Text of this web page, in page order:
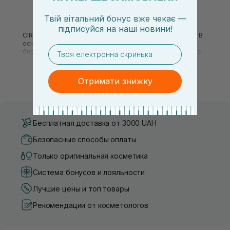
CIRCADIA – это профессиональный американский бренд. В
основе философии бренда – хронобиология, наука о
биоритмах в живых организмах и их влиянии на состояние
здоровья человека.
Концепция бренда заключается в защите кожи от
повреждений факторами окружающей среды в течение
дня и стимуляции внутренних механизмов восстановления
В формулах CIRCADIA сочетаются чистые растительные
ингредиенты, стволовые клетки, антиоксиданты и
инновационные пептидные технологии.
Продукты CIRCADIA подходят для лечения многих
заболеваний кожи, акне, сухости, гиперпигментации и
розацеа, а также могут применяться для омоложения.
Средства для очищения от CIRCADIA
очищения кожи со слабокислым ph, растворяет макияж,
Подробнее
Бесплатная доставка от 3000 UAH
Безопасные способы оплаты
Только оригинальная косметика
Система бонусов и лояльности
Лучшие цены и топ товары
Рекомендации от косметологов
Твій вітальний бонус вже чекає —
підписуйся на наші новини!
email
Отримати знижку